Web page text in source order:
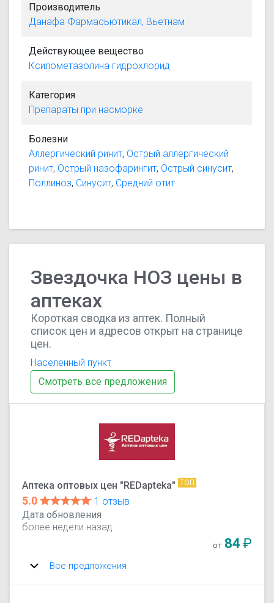
диагностическим манипуляциям в носовых ходах.
Производитель
Данафа Фармасьютикал, Вьетнам
Действующее вещество
Ксилометазолина гидрохлорид
Категория
Препараты при насморке
Болезни
Аллергический ринит, Острый аллергический
ринит, Острый назофарингит, Острый синусит,
Поллиноз, Синусит, Средний отит
Звездочка НОЗ цены в
аптеках
Короткая сводка из аптек. Полный
список цен и адресов открыт на странице
цен.
Населенный пункт
Смотреть все предложения
Аптека оптовых цен "REDapteka" ТОП
5.0
1 отзыв
Дата обновления
более недели назад
от 84₽
Все предложения